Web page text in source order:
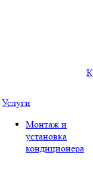
Услуги
Монтаж и
установка
кондиционера